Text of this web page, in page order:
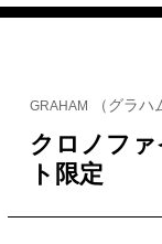
GRAHAM （グラハ
クロノフ
ト限定